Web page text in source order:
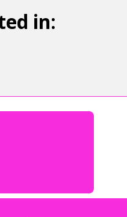
in: